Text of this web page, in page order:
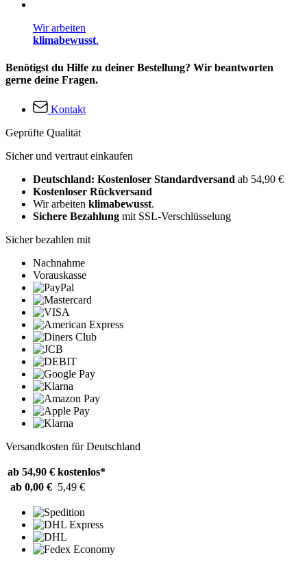
Wir arbeiten
klimabewusst.
Benötigst du Hilfe zu deiner Bestellung? Wir beantworten
gerne deine Fragen.
Kontakt
Geprüfte Qualität
Sicher und vertraut einkaufen
Deutschland: Kostenloser Standardversand ab 54,90 €
Kostenloser Rückversand
Wir arbeiten klimabewusst.
Sichere Bezahlung mit SSL-Verschlüsselung
Sicher bezahlen mit
Nachnahme
Vorauskasse
Versandkosten für Deutschland
ab 54,90 € kostenlos*
ab 0,00 € 5,49 €